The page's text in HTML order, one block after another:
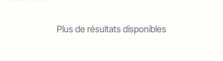
Plus de résultats disponibles